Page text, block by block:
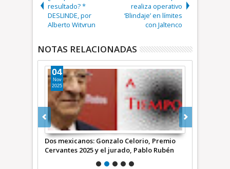
resultado? *
DESLINDE, por
Alberto Witvrun
realiza operativo
‘Blindaje’ en límites
con Jaltenco
NOTAS RELACIONADAS
Dos mexicanos: Gonzalo Celorio, Premio
Cervantes 2025 y el jurado, Pablo Rubén
Villalobos Hernández * COMENTARIO A
04
Nov
2025